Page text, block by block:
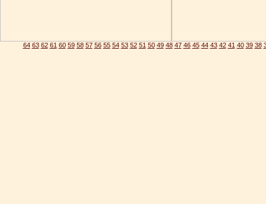
38
39
40
41
42
43
44
45
46
47
48
49
50
51
52
53
54
55
56
57
58
59
60
61
62
63
64